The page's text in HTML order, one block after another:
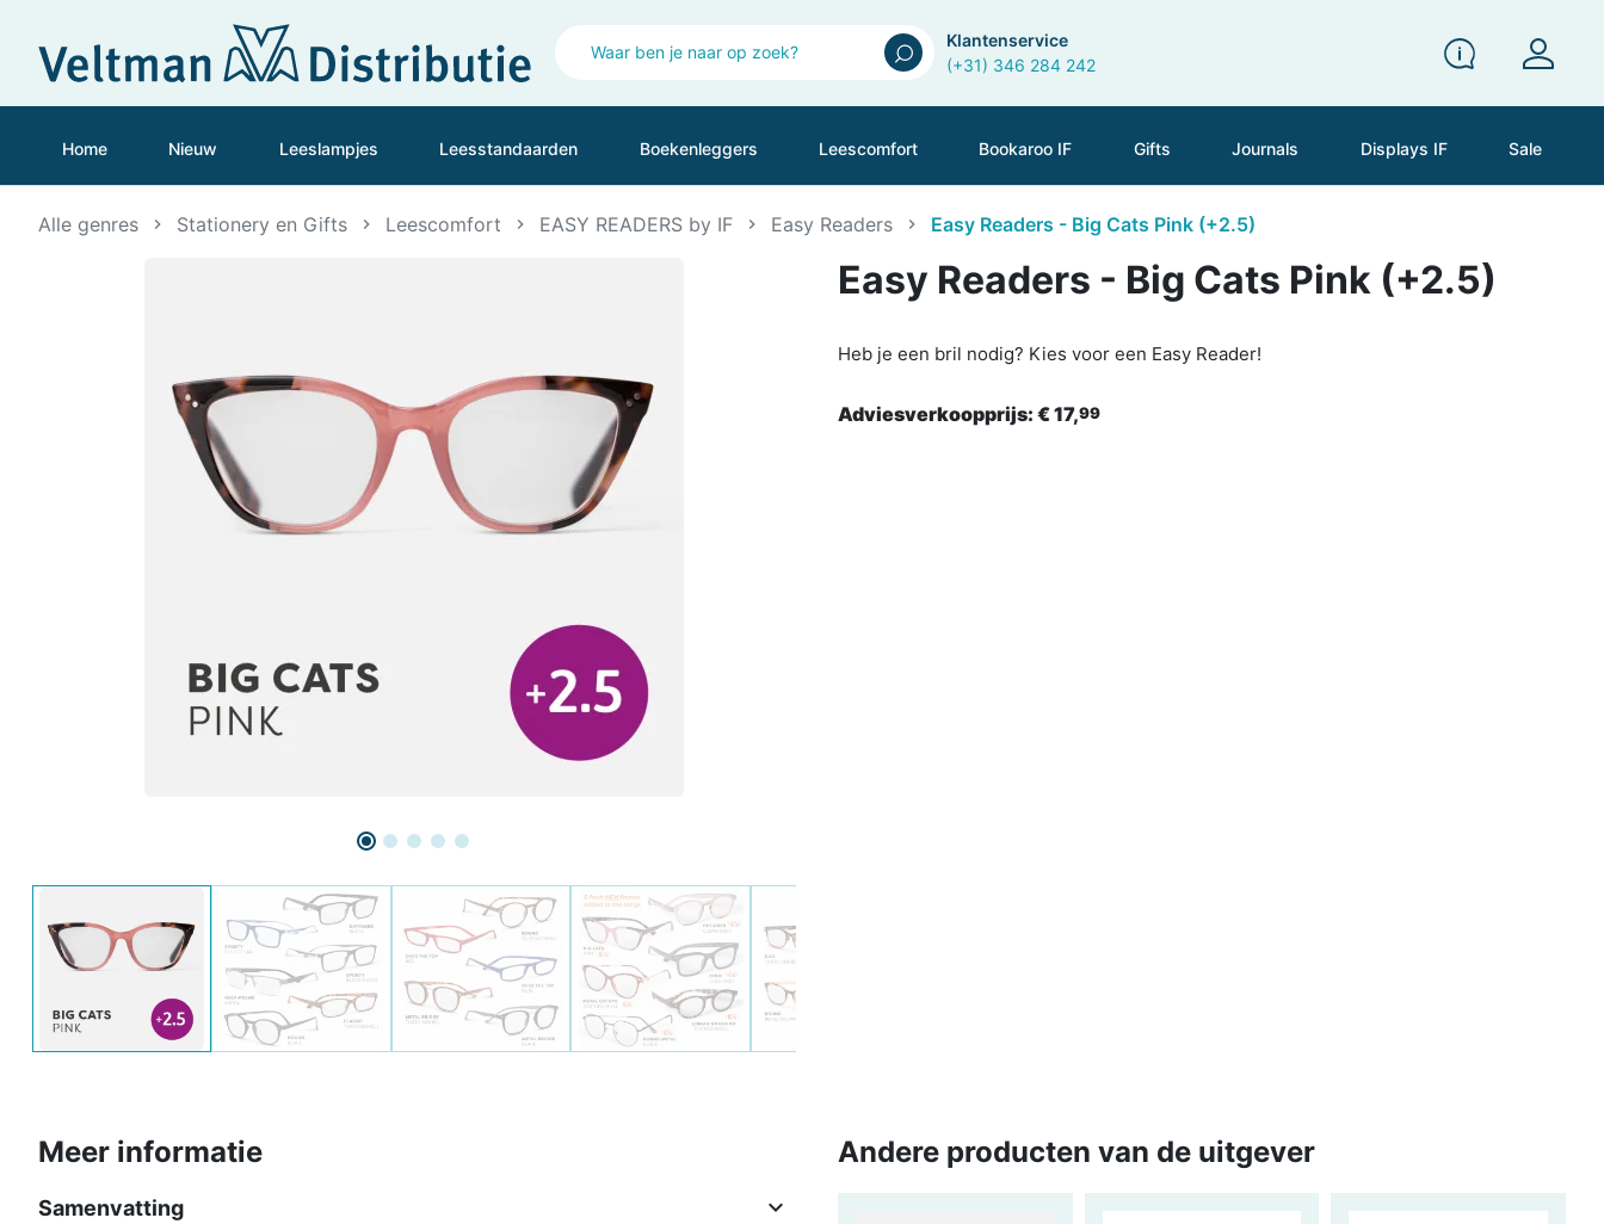
Klantenservice
(+31) 346 284 242
Home Nieuw Leeslampjes Leesstandaarden Boekenleggers Leescomfort Bookaroo IF Gifts Journals Displays IF Sale
Alle genres Stationery en Gifts Leescomfort EASY READERS by IF Easy Readers Easy Readers - Big Cats Pink (+2.5)
Easy Readers - Big Cats Pink (+2.5)
Heb je een bril nodig? Kies voor een Easy Reader!
Adviesverkoopprijs: € 17,99
Meer informatie
Samenvatting 
Andere producten van de uitgever